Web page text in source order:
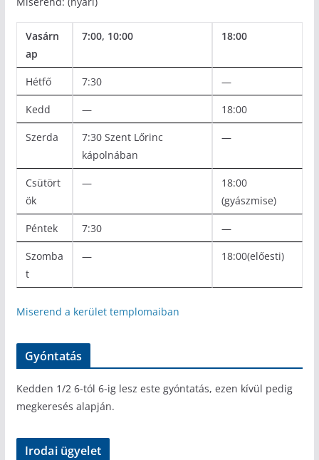
Vasárn
ap
7:00, 10:00 18:00
Hétfő 7:30 —
Kedd — 18:00
Szerda
7:30 Szent Lőrinc
kápolnában
—
Csütört
ök
—
18:00
(gyászmise)
Péntek 7:30 —
Szomba
t
— 18:00(előesti)
Miserend a kerület templomaiban
Gyóntatás
Kedden 1/2 6-tól 6-ig lesz este gyóntatás, ezen kívül pedig
megkeresés alapján.
Irodai ügyelet